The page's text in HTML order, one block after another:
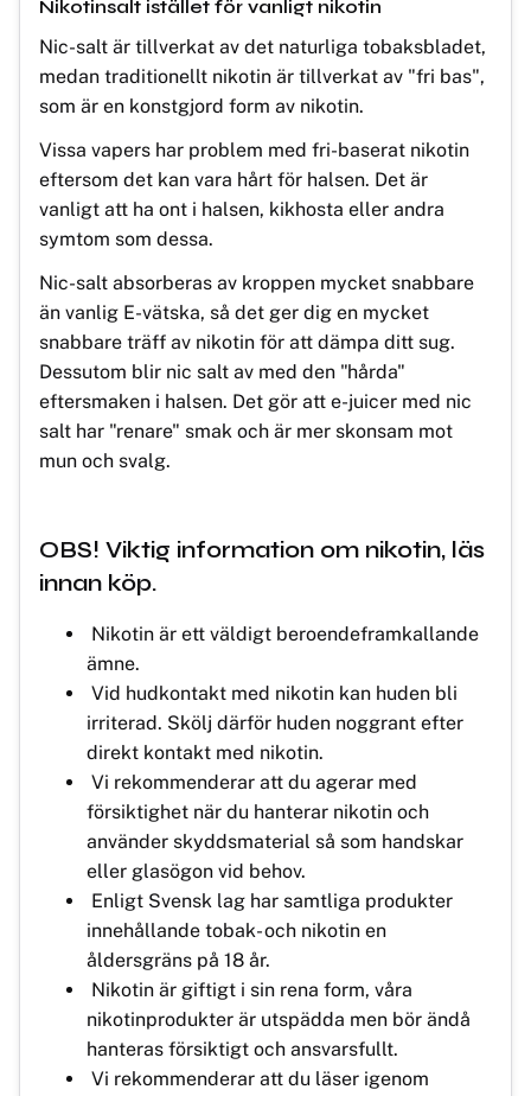
Nikotinsalt istället för vanligt nikotin
Nic-salt är tillverkat av det naturliga tobaksbladet,
medan traditionellt nikotin är tillverkat av "fri bas",
som är en konstgjord form av nikotin.
Vissa vapers har problem med fri-baserat nikotin
eftersom det kan vara hårt för halsen. Det är
vanligt att ha ont i halsen, kikhosta eller andra
symtom som dessa.
Nic-salt absorberas av kroppen mycket snabbare
än vanlig E-vätska, så det ger dig en mycket
snabbare träff av nikotin för att dämpa ditt sug.
Dessutom blir nic salt av med den "hårda"
eftersmaken i halsen. Det gör att e-juicer med nic
salt har "renare" smak och är mer skonsam mot
mun och svalg.
OBS! Viktig information om nikotin, läs
innan köp.
Nikotin är ett väldigt beroendeframkallande
ämne.
Vid hudkontakt med nikotin kan huden bli
irriterad. Skölj därför huden noggrant efter
direkt kontakt med nikotin.
Vi rekommenderar att du agerar med
försiktighet när du hanterar nikotin och
använder skyddsmaterial så som handskar
eller glasögon vid behov.
Enligt Svensk lag har samtliga produkter
innehållande tobak- och nikotin en
åldersgräns på 18 år.
Nikotin är giftigt i sin rena form, våra
nikotinprodukter är utspädda men bör ändå
hanteras försiktigt och ansvarsfullt.
Vi rekommenderar att du läser igenom